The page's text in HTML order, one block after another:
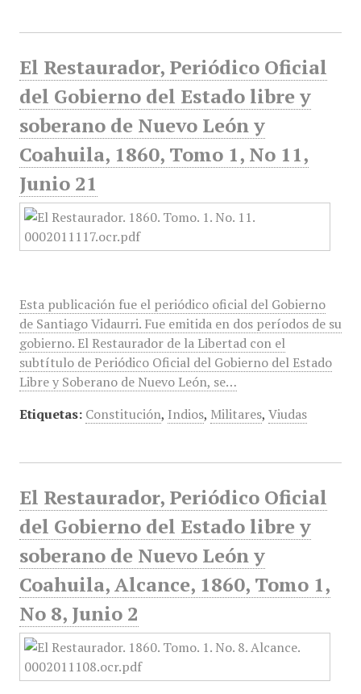
El Restaurador, Periódico Oficial
del Gobierno del Estado libre y
soberano de Nuevo León y
Coahuila, 1860, Tomo 1, No 11,
Junio 21
Esta publicación fue el periódico oficial del Gobierno
de Santiago Vidaurri. Fue emitida en dos períodos de su
gobierno. El Restaurador de la Libertad con el
subtítulo de Periódico Oficial del Gobierno del Estado
Libre y Soberano de Nuevo León, se…
Etiquetas: Constitución, Indios, Militares, Viudas
El Restaurador, Periódico Oficial
del Gobierno del Estado libre y
soberano de Nuevo León y
Coahuila, Alcance, 1860, Tomo 1,
No 8, Junio 2